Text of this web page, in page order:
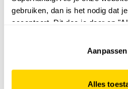
gebruiken, dan is het nodig dat
accepteert. Dit doe je door op
website niet optimaal functioneert.
Aanpassen
Alles